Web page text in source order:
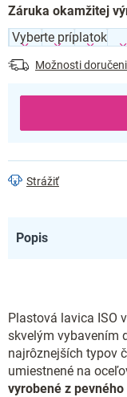
Záruka okamžitej
Možnosti
Strážiť
Popis
Plastová lavica ISO
skvelým vybavením
najrôznejších typov
umiestnené na
vyrobené z